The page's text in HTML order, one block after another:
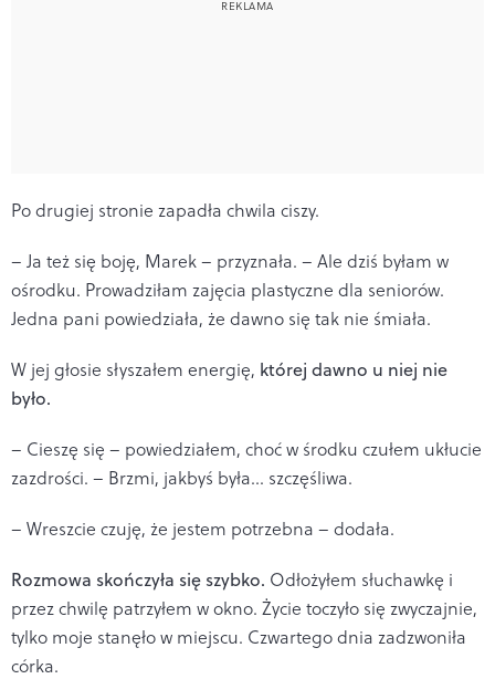
Po drugiej stronie zapadła chwila ciszy.
– Ja też się boję, Marek – przyznała. – Ale dziś byłam w
ośrodku. Prowadziłam zajęcia plastyczne dla seniorów.
Jedna pani powiedziała, że dawno się tak nie śmiała.
W jej głosie słyszałem energię, której dawno u niej nie
było.
– Cieszę się – powiedziałem, choć w środku czułem ukłucie
zazdrości. – Brzmi, jakbyś była… szczęśliwa.
– Wreszcie czuję, że jestem potrzebna – dodała.
Rozmowa skończyła się szybko. Odłożyłem słuchawkę i
przez chwilę patrzyłem w okno. Życie toczyło się zwyczajnie,
tylko moje stanęło w miejscu. Czwartego dnia zadzwoniła
córka.